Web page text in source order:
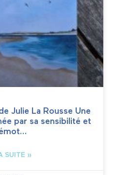
Julie La Rousse Une
par sa sensibilité et
SUITE »